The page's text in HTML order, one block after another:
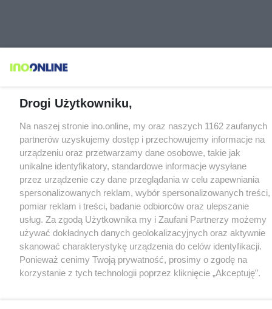
Drogi Użytkowniku,
Na naszej stronie ino.online, my oraz naszych 1162 zaufanych
partnerów uzyskujemy dostęp i przechowujemy informacje na
urządzeniu oraz przetwarzamy dane osobowe, takie jak
unikalne identyfikatory, standardowe informacje wysyłane
przez urządzenie czy dane przeglądania w celu zapewniania
spersonalizowanych reklam, wybór spersonalizowanych treści,
pomiar reklam i treści, badanie odbiorców oraz ulepszanie
usług. Za zgodą Użytkownika my i Zaufani Partnerzy możemy
używać dokładnych danych geolokalizacyjnych oraz aktywnie
skanować charakterystykę urządzenia do celów identyfikacji.
Ponieważ cenimy Twoją prywatność, prosimy o zgodę na
korzystanie z tych technologii poprzez kliknięcie „Akceptuję”.